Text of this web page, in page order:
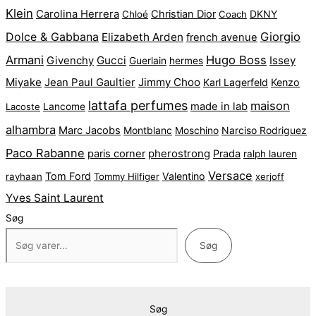
Klein Carolina Herrera Chloé Christian Dior Coach DKNY
Dolce & Gabbana Elizabeth Arden french avenue Giorgio
Armani Givenchy Gucci Guerlain hermes Hugo Boss Issey
Miyake Jean Paul Gaultier Jimmy Choo Karl Lagerfeld Kenzo
Lacoste Lancome lattafa perfumes made in lab maison
alhambra Marc Jacobs Montblanc Moschino Narciso Rodriguez
Paco Rabanne paris corner pherostrong Prada ralph lauren
rayhaan Tom Ford Tommy Hilfiger Valentino Versace xerjoff
Yves Saint Laurent
Søg
Søg
Søg